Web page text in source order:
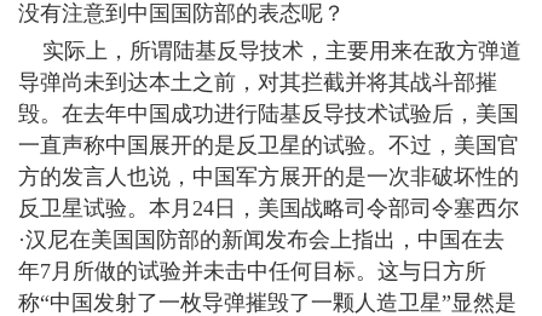
没有注意到中国国防部的表态呢？
实际上，所谓陆基反导技术，主要用来在敌方弹道
导弹尚未到达本土之前，对其拦截并将其战斗部摧
毁。在去年中国成功进行陆基反导技术试验后，美国
一直声称中国展开的是反卫星的试验。不过，美国官
方的发言人也说，中国军方展开的是一次非破坏性的
反卫星试验。本月24日，美国战略司令部司令塞西尔
·汉尼在美国国防部的新闻发布会上指出，中国在去
年7月所做的试验并未击中任何目标。这与日方所
称“中国发射了一枚导弹摧毁了一颗人造卫星”显然是